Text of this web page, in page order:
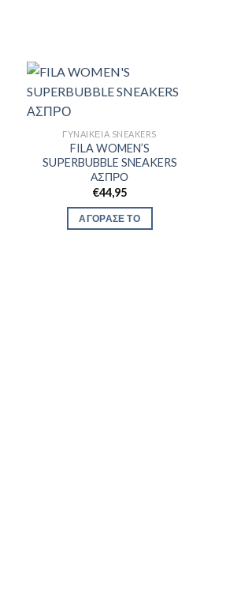
ΓΥΝΑΙΚΕΊΑ SNEAKERS
FILA WOMEN’S
SUPERBUBBLE SNEAKERS
ΑΣΠΡΟ
€44,95
ΑΓΟΡΑΣΕ ΤΟ